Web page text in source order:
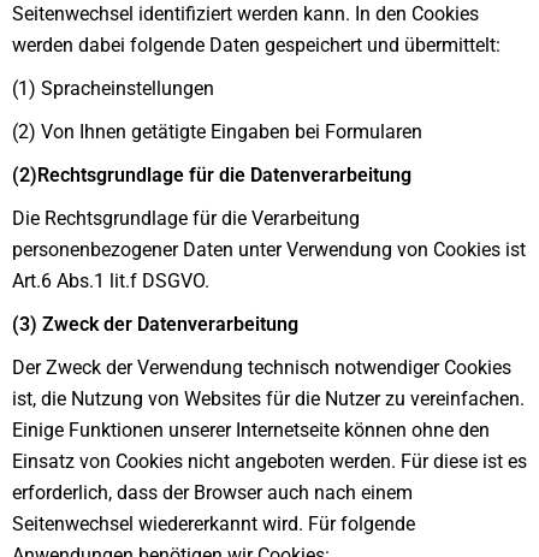
Seitenwechsel identifiziert werden kann. In den Cookies
werden dabei folgende Daten gespeichert und übermittelt:
(1) Spracheinstellungen
(2) Von Ihnen getätigte Eingaben bei Formularen
(2)Rechtsgrundlage für die Datenverarbeitung
Die Rechtsgrundlage für die Verarbeitung
personenbezogener Daten unter Verwendung von Cookies ist
Art.6 Abs.1 lit.f DSGVO.
(3) Zweck der Datenverarbeitung
Der Zweck der Verwendung technisch notwendiger Cookies
ist, die Nutzung von Websites für die Nutzer zu vereinfachen.
Einige Funktionen unserer Internetseite können ohne den
Einsatz von Cookies nicht angeboten werden. Für diese ist es
erforderlich, dass der Browser auch nach einem
Seitenwechsel wiedererkannt wird. Für folgende